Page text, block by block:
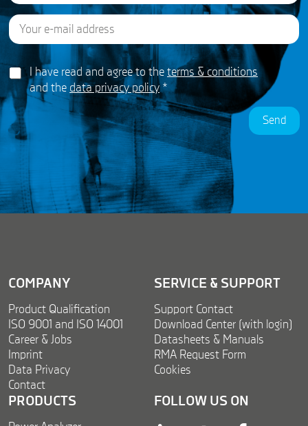
Last
E
m
a
l
E
m
a
i
G
D
P
R
A
g
m
e
n
I have read and agree to the terms & conditions
and the data privacy policy *
Send
COMPANY
Product Qualification
ISO 9001 and ISO 14001
Career & Jobs
Imprint
Data Privacy
Contact
SERVICE & SUPPORT
Support Contact
Download Center (with login)
Datasheets & Manuals
RMA Request Form
Cookies
PRODUCTS FOLLOW US ON